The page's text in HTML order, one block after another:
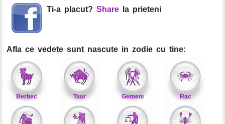
Ti-a placut? Share la prieteni
Afla ce vedete sunt nascute in zodie cu tine:
Berbec Taur Gemeni Rac